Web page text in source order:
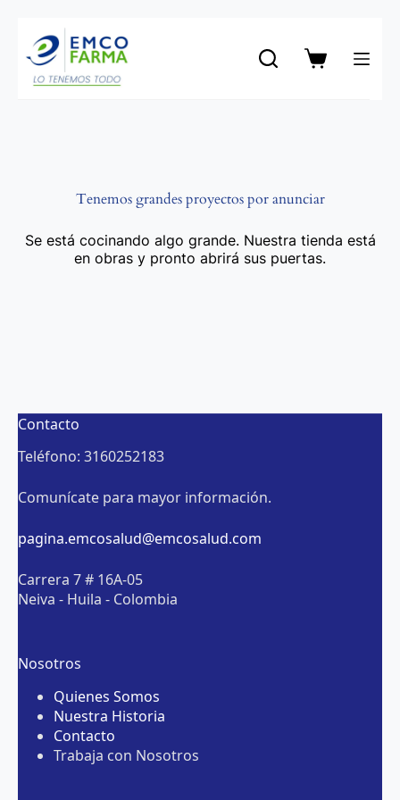
contenido
Carro
Tenemos grandes proyectos por anunciar
Se está cocinando algo grande. Nuestra tienda está
en obras y pronto abrirá sus puertas.
Contacto
Teléfono: 3160252183
Comunícate para mayor información.
pagina.emcosalud@emcosalud.com
Carrera 7 # 16A-05
Neiva - Huila - Colombia
Nosotros
Quienes Somos
Nuestra Historia
Contacto
Trabaja con Nosotros